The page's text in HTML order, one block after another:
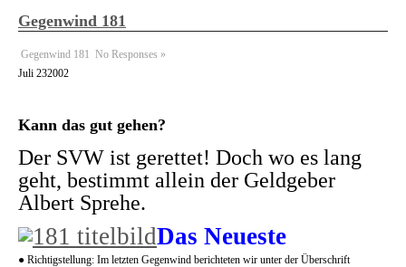
Gegenwind 181
Gegenwind 181 No Responses »
Juli 232002
Kann das gut gehen?
Der SVW ist gerettet! Doch wo es lang
geht, bestimmt allein der Geldgeber
Albert Sprehe.
Das Neueste
● Richtigstellung: Im letzten Gegenwind berichteten wir unter der Überschrift